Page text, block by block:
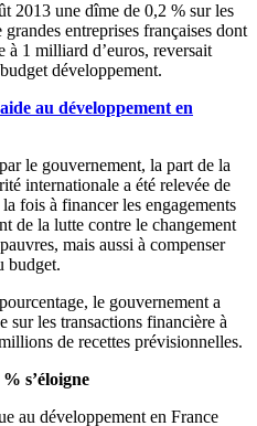
2013 une dîme de 0,2 % sur les
entreprises françaises dont
à 1 milliard d’euros, reversait
développement.
au développement en
le gouvernement, la part de la
internationale a été relevée de
fois à financer les engagements
de la lutte contre le changement
mais aussi à compenser
budget.
le gouvernement a
les transactions financière à
de recettes prévisionnelles.
s’éloigne
au développement en France